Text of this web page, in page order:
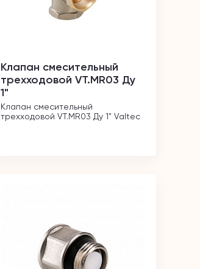
Клапан смесительный
трехходовой VT.MR03 Ду
1"
Клапан смесительный
трехходовой VT.MR03 Ду 1" Valtec